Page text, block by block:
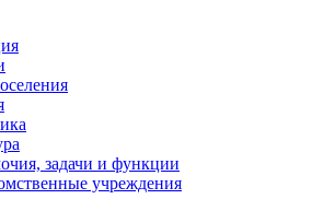
задачи и функции
учреждения